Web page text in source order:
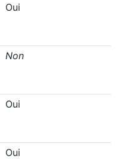
Oui
Non
Oui
Oui